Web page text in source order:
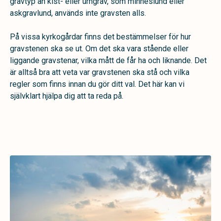
askgravlund, används inte gravsten alls.
På vissa kyrkogårdar finns det bestämmelser för hur
gravstenen ska se ut. Om det ska vara stående eller
liggande gravstenar, vilka mått de får ha och liknande. Det
är alltså bra att veta var gravstenen ska stå och vilka
regler som finns innan du gör ditt val. Det här kan vi
självklart hjälpa dig att ta reda på.